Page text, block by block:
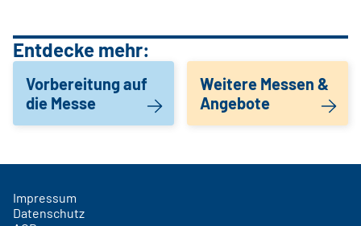
Entdecke mehr:
Vorbereitung auf
die Messe
Weitere Messen &
Angebote
Impressum
Datenschutz